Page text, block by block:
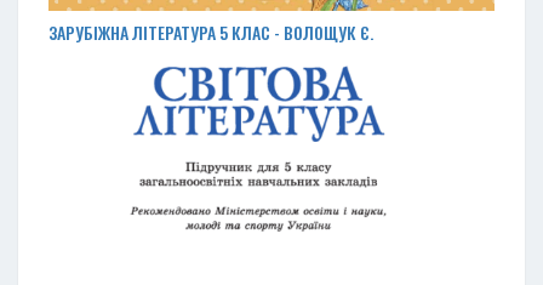
ЗАРУБІЖНА ЛІТЕРАТУРА 5 КЛАС - ВОЛОЩУК Є.